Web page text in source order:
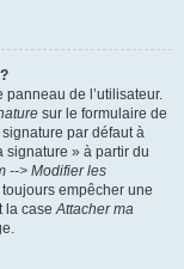
panneau de l’utilisateur.
sur le formulaire de
par défaut à
signature » à partir du
--> Modifier les
empêcher une
la caseAttacher ma